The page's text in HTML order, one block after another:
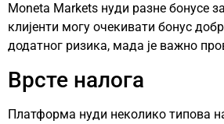
Moneta Markets нуди разне бонусе
клијенти могу очекивати бонус
додатног ризика, мада је важно
Врсте налога
Платформа нуди неколико типова